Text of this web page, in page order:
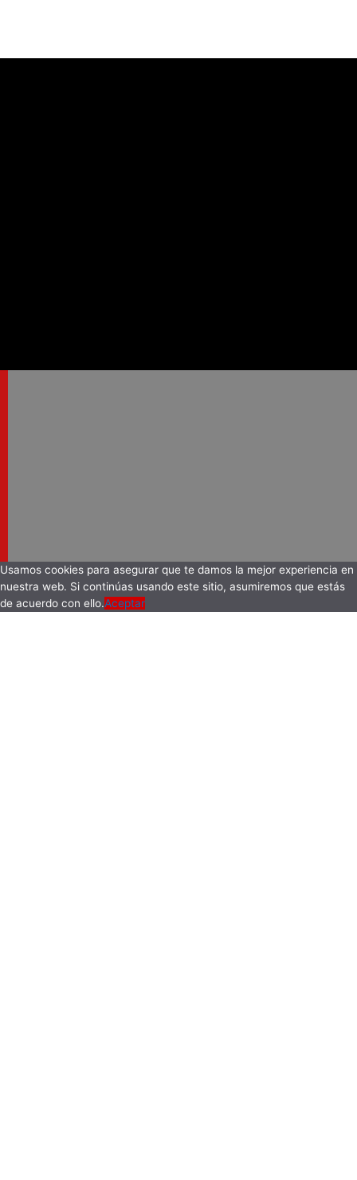
Usamos cookies para asegurar que te damos la mejor experiencia en
nuestra web. Si continúas usando este sitio, asumiremos que estás
de acuerdo con ello.Aceptar